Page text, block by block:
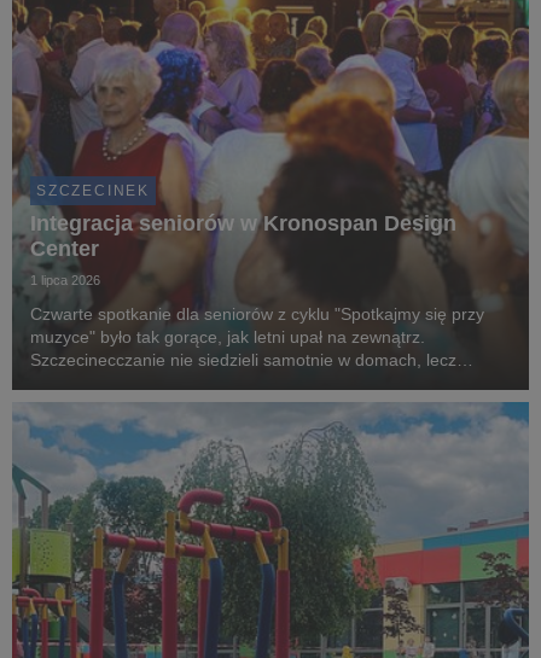
SZCZECINEK
Integracja seniorów w Kronospan Design
Center
1 lipca 2026
Czwarte spotkanie dla seniorów z cyklu "Spotkajmy się przy
muzyce" było tak gorące, jak letni upał na zewnątrz.
Szczecinecczanie nie siedzieli samotnie w domach, lecz
dzięki grantowi, przekazanemu przez Kronos...